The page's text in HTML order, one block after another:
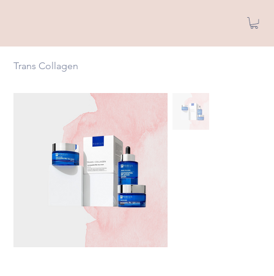
Trans Collagen